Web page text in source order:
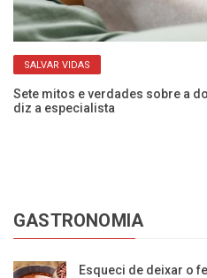
SALVAR VIDAS
Sete mitos e verdades sobre a
diz a especialista
GASTRONOMIA
Esqueci de deixar o